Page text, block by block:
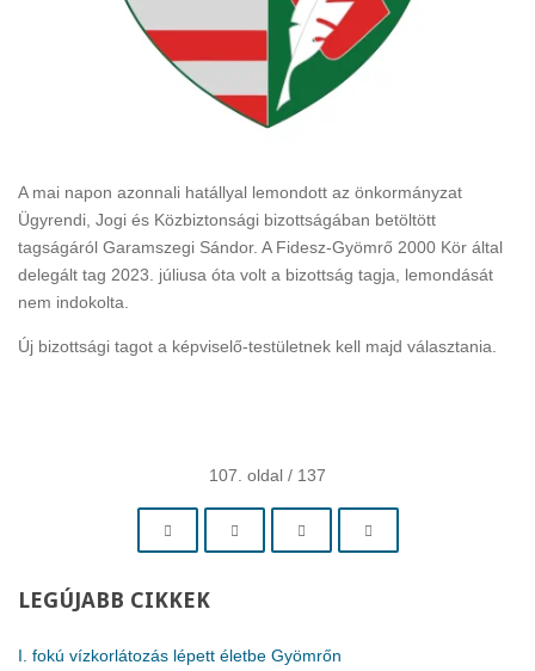
A mai napon azonnali hatállyal lemondott az önkormányzat
Ügyrendi, Jogi és Közbiztonsági bizottságában betöltött
tagságáról Garamszegi Sándor. A Fidesz-Gyömrő 2000 Kör által
delegált tag 2023. júliusa óta volt a bizottság tagja, lemondását
nem indokolta.
Új bizottsági tagot a képviselő-testületnek kell majd választania.
107. oldal / 137
LEGÚJABB CIKKEK
I. fokú vízkorlátozás lépett életbe Gyömrőn